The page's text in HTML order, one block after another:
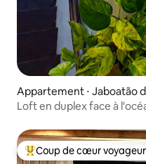
Appartement ⋅ Jaboatão
Loft en duplex face à
Coups de cœur
Coup de cœur